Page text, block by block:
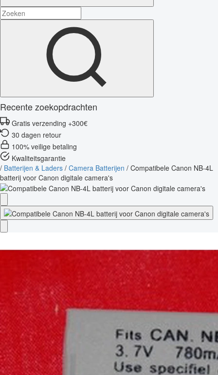
Recente zoekopdrachten
Gratis verzending +300€
30 dagen retour
100% veilige betaling
Kwaliteitsgarantie
/ Batterijen & Laders / Camera Batterijen / Compatibele Canon NB-4L
batterij voor Canon digitale camera's